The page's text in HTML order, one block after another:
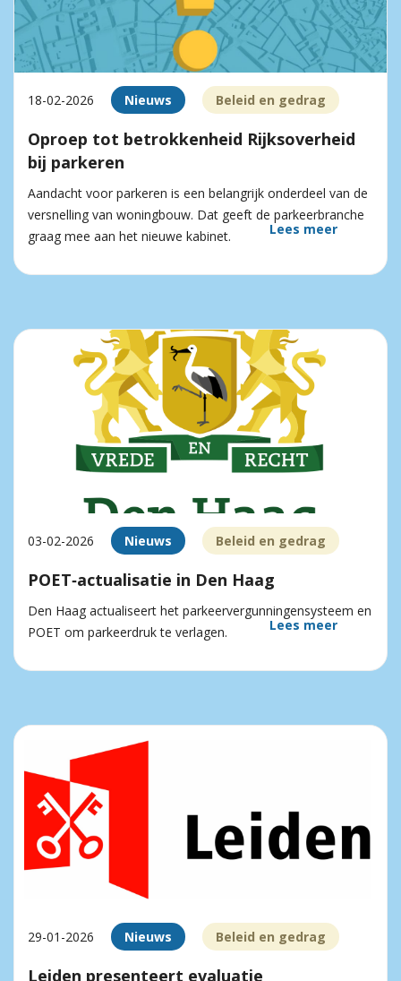
18-02-2026 Nieuws Beleid en gedrag
Oproep tot betrokkenheid Rijksoverheid
bij parkeren
Aandacht voor parkeren is een belangrijk onderdeel van de
versnelling van woningbouw. Dat geeft de parkeerbranche
graag mee aan het nieuwe kabinet.
Lees meer
03-02-2026 Nieuws Beleid en gedrag
POET‑actualisatie in Den Haag
Den Haag actualiseert het parkeervergunningensysteem en
POET om parkeerdruk te verlagen.
Lees meer
29-01-2026 Nieuws Beleid en gedrag
Leiden presenteert evaluatie